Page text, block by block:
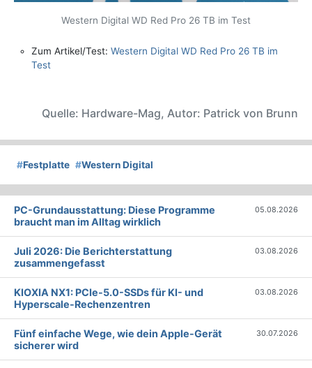
Western Digital WD Red Pro 26 TB im Test
Zum Artikel/Test: Western Digital WD Red Pro 26 TB im
Test
Quelle: Hardware-Mag, Autor: Patrick von Brunn
#Festplatte #Western Digital
PC-Grundausstattung: Diese Programme
braucht man im Alltag wirklich
05.08.2026
Juli 2026: Die Bericht­erstattung
zusammengefasst
03.08.2026
KIOXIA NX1: PCIe-5.0-SSDs für KI- und
Hyperscale-Rechenzentren
03.08.2026
Fünf einfache Wege, wie dein Apple-Gerät
sicherer wird
30.07.2026